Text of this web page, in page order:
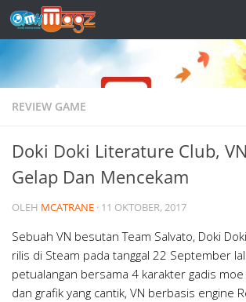
Skip to content
REVIEW GAME
Doki Doki Literature Club,
Gelap Dan Mencekam
OLEH MCATRANE · 11 OKTOBER, 2017
Sebuah VN besutan Team Salvato, Doki
rilis di Steam pada tanggal 22 September
petualangan bersama 4 karakter gadis
dan grafik yang cantik, VN berbasis engine